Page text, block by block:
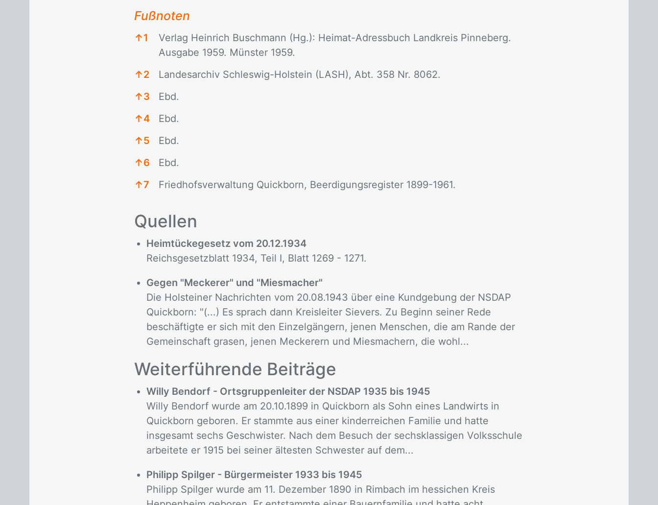
Fußnoten
↑1
Verlag Heinrich Buschmann (Hg.): Heimat-Adressbuch Landkreis Pinneberg.
Ausgabe 1959. Münster 1959.
↑2
Landesarchiv Schleswig-Holstein (LASH), Abt. 358 Nr. 8062.
↑3
Ebd.
↑4
Ebd.
↑5
Ebd.
↑6
Ebd.
↑7 Friedhofsverwaltung Quickborn, Beerdigungsregister 1899-1961.
Quel­len
Heimtückegesetz vom 20.12.1934
Reichsgesetzblatt 1934, Teil I, Blatt 1269 - 1271.
Gegen "Meckerer" und "Miesmacher"
Die Holsteiner Nachrichten vom 20.08.1943 über eine Kundgebung der NSDAP
Quickborn: "(...) Es sprach dann Kreisleiter Sievers. Zu Beginn seiner Rede
beschäftigte er sich mit den Einzelgängern, jenen Menschen, die am Rande der
Gemeinschaft grasen, jenen Meckerern und Miesmachern, die wohl...
Wei­ter­füh­ren­de Bei­trä­ge
Willy Bendorf - Ortsgruppenleiter der NSDAP 1935 bis 1945
Willy Bendorf wurde am 20.10.1899 in Quickborn als Sohn eines Landwirts in
Quickborn geboren. Er stammte aus einer kinderreichen Familie und hatte
insgesamt sechs Geschwister. Nach dem Besuch der sechsklassigen Volksschule
arbeitete er 1915 bei seiner ältesten Schwester auf dem...
Philipp Spilger - Bürgermeister 1933 bis 1945
Philipp Spilger wurde am 11. Dezember 1890 in Rimbach im hessichen Kreis